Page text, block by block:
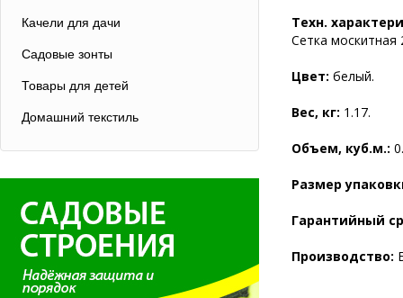
Качели для дачи
Садовые зонты
Товары для детей
Домашний текстиль
Техн.
Сетка москитная
Цвет: белый.
Вес, кг: 1.17.
Объем, куб.м.:
Размер
Гарантийный
Производство: